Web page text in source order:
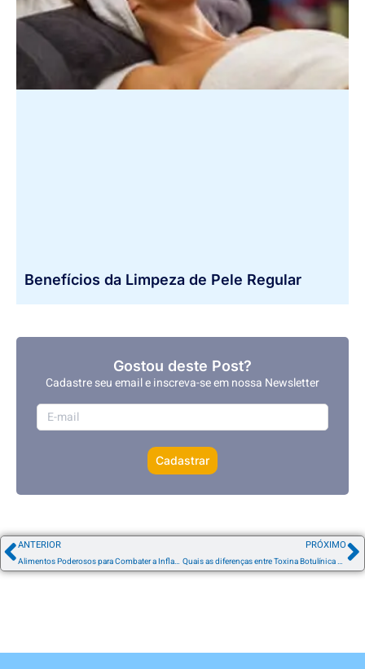
Benefícios da Limpeza de Pele Regular
Gostou deste Post?
Cadastre seu email e inscreva-se em nossa Newsletter
Cadastrar
ANTERIOR
Alimentos Poderosos para Combater a Inflamação
PRÓXIMO
Quais as diferenças entre Toxina Botulínica Botox, Dysport e Xeomin?